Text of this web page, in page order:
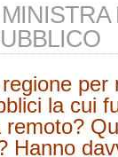
per
la cui
Hanno